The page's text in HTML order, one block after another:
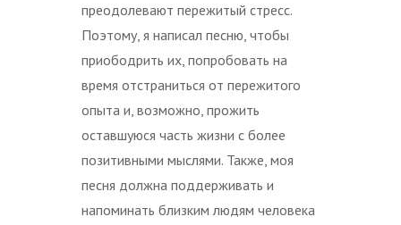
преодолевают пережитый стресс.
Поэтому, я написал песню, чтобы
приободрить их, попробовать на
время отстраниться от пережитого
опыта и, возможно, прожить
оставшуюся часть жизни с более
позитивными мыслями. Также, моя
песня должна поддерживать и
напоминать близким людям человека